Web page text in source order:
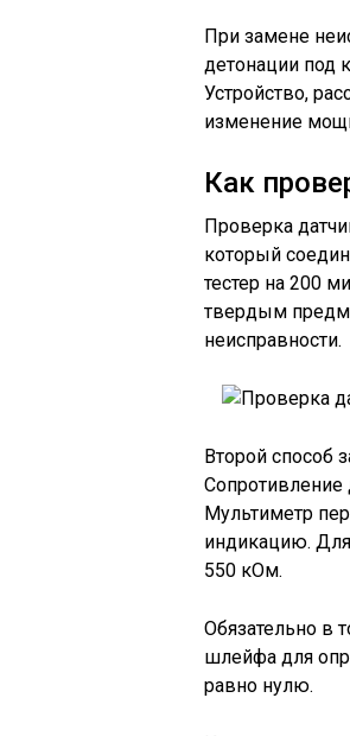
При замене
детонации под
Устройство,
изменение
Как
Проверка
который
тестер на 200
твердым
неисправности.
Второй способ
Сопротивление
Мультиметр
индикацию.
550 кОм.
Обязательно в
шлейфа для
равно нулю.